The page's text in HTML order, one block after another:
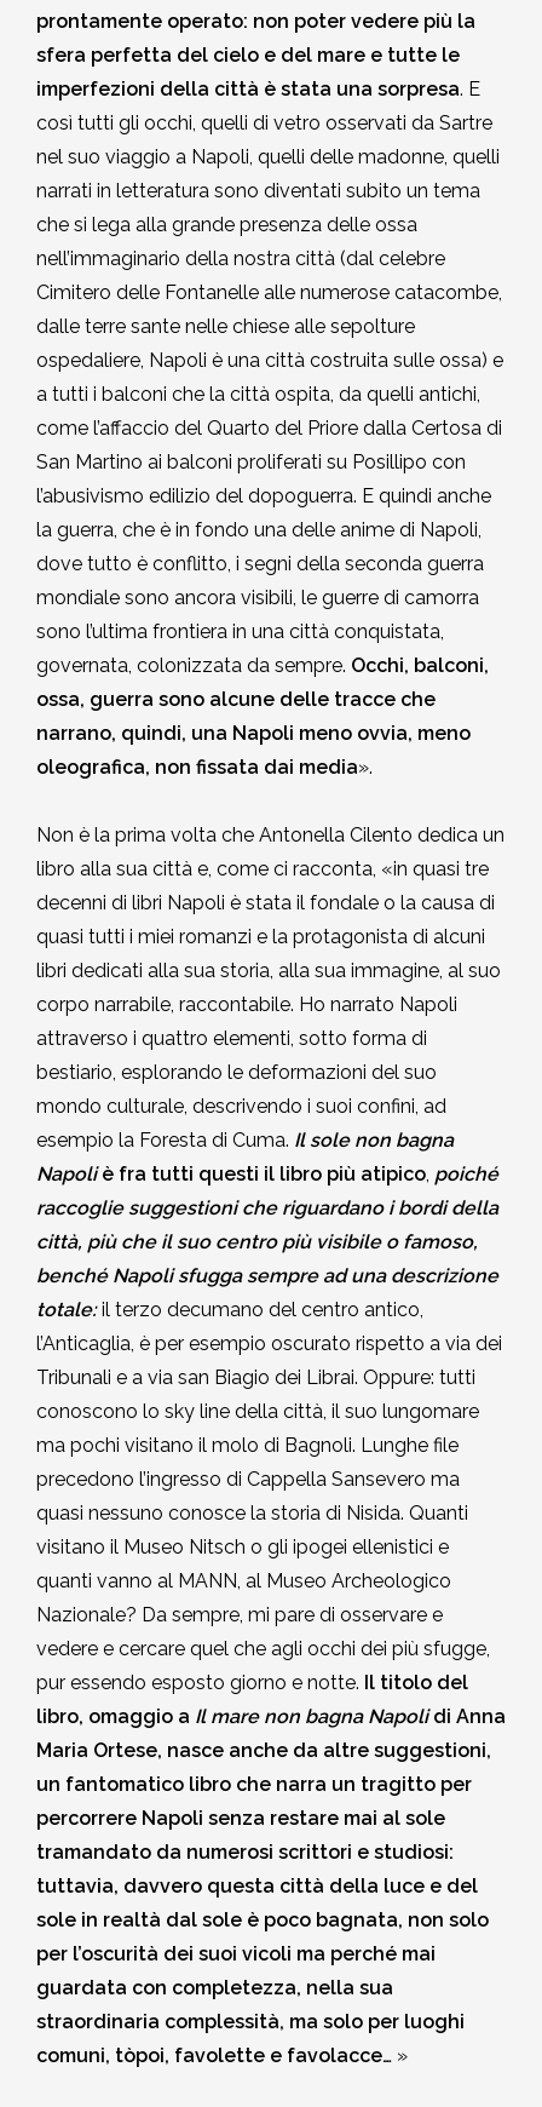
prontamente operato: non poter vedere più la
sfera perfetta del cielo e del mare e tutte le
imperfezioni della città è stata una sorpresa. E
così tutti gli occhi, quelli di vetro osservati da Sartre
nel suo viaggio a Napoli, quelli delle madonne, quelli
narrati in letteratura sono diventati subito un tema
che si lega alla grande presenza delle ossa
nell’immaginario della nostra città (dal celebre
Cimitero delle Fontanelle alle numerose catacombe,
dalle terre sante nelle chiese alle sepolture
ospedaliere, Napoli è una città costruita sulle ossa) e
a tutti i balconi che la città ospita, da quelli antichi,
come l’affaccio del Quarto del Priore dalla Certosa di
San Martino ai balconi proliferati su Posillipo con
l’abusivismo edilizio del dopoguerra. E quindi anche
la guerra, che è in fondo una delle anime di Napoli,
dove tutto è conflitto, i segni della seconda guerra
mondiale sono ancora visibili, le guerre di camorra
sono l’ultima frontiera in una città conquistata,
governata, colonizzata da sempre. Occhi, balconi,
ossa, guerra sono alcune delle tracce che
narrano, quindi, una Napoli meno ovvia, meno
oleografica, non fissata dai media».
Non è la prima volta che Antonella Cilento dedica un
libro alla sua città e, come ci racconta, «in quasi tre
decenni di libri Napoli è stata il fondale o la causa di
quasi tutti i miei romanzi e la protagonista di alcuni
libri dedicati alla sua storia, alla sua immagine, al suo
corpo narrabile, raccontabile. Ho narrato Napoli
attraverso i quattro elementi, sotto forma di
bestiario, esplorando le deformazioni del suo
mondo culturale, descrivendo i suoi confini, ad
esempio la Foresta di Cuma. Il sole non bagna
Napoliè fra tutti questi il libro più atipico, poiché
raccoglie suggestioni che riguardano i bordi della
città, più che il suo centro più visibile o famoso,
benché Napoli sfugga sempre ad una descrizione
totale:il terzo decumano del centro antico,
l’Anticaglia, è per esempio oscurato rispetto a via dei
Tribunali e a via san Biagio dei Librai. Oppure: tutti
conoscono lo sky line della città, il suo lungomare
ma pochi visitano il molo di Bagnoli. Lunghe file
precedono l’ingresso di Cappella Sansevero ma
quasi nessuno conosce la storia di Nisida. Quanti
visitano il Museo Nitsch o gli ipogei ellenistici e
quanti vanno al MANN, al Museo Archeologico
Nazionale? Da sempre, mi pare di osservare e
vedere e cercare quel che agli occhi dei più sfugge,
pur essendo esposto giorno e notte. Il titolo del
libro, omaggio a Il mare non bagna Napolidi Anna
Maria Ortese, nasce anche da altre suggestioni,
un fantomatico libro che narra un tragitto per
percorrere Napoli senza restare mai al sole
tramandato da numerosi scrittori e studiosi:
tuttavia, davvero questa città della luce e del
sole in realtà dal sole è poco bagnata, non solo
per l’oscurità dei suoi vicoli ma perché mai
guardata con completezza, nella sua
straordinaria complessità, ma solo per luoghi
comuni, tòpoi, favolette e favolacce… »